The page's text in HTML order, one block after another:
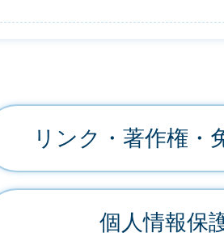
リンク・著作権・
個人情報保